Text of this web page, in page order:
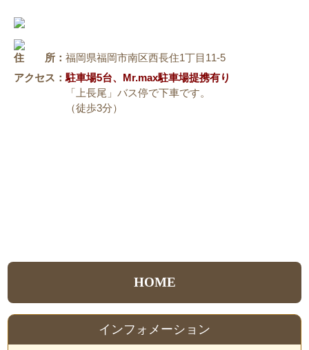
住 所： 福岡県福岡市南区西長住1丁目11-5
アクセス：駐車場5台、Mr.max駐車場提携有り
「上長尾」バス停で下車です。
（徒歩3分）
HOME
インフォメーション